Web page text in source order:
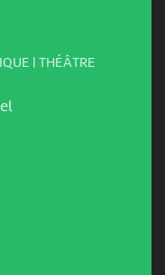
| THÉÂTRE